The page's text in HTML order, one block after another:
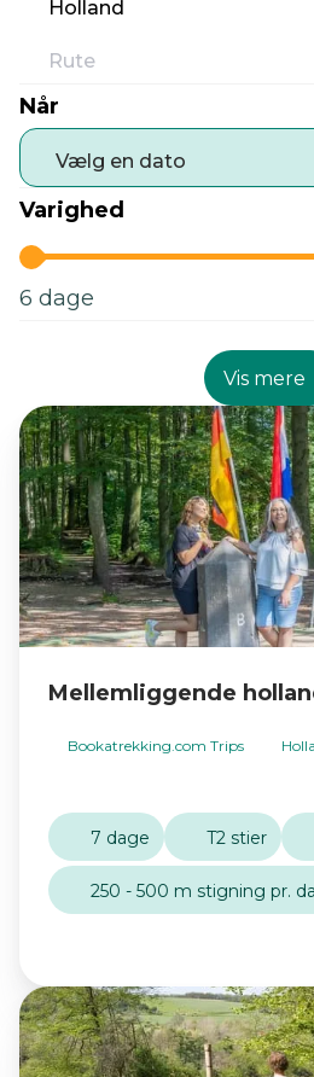
Holland
Rute
Når
Vælg en dato
Varighed
6 dage
Vis mere
Mellemliggende
Bookatrekking.com Trips
7 dage T2 stier
250 - 500 m stigning pr.